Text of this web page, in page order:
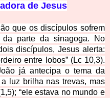
de Jesus
que os discípulos sofrem
da parte da sinagoga. No
discípulos, Jesus alerta:
entre lobos” (Lc 10,3).
já antecipa o tema da
luz brilha nas trevas, mas
“ele estava no mundo e